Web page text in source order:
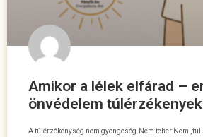
Amikor a lélek elfárad –
önvédelem
A túlérzékenység nem gyengeség.Nem teher.Nem „túl